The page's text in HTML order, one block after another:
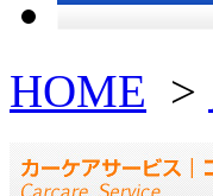
HOME >